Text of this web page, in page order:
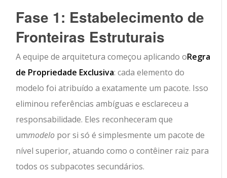
Fase 1: Estabelecimento de
Fronteiras Estruturais
A equipe de arquitetura começou aplicando oRegra
de Propriedade Exclusiva: cada elemento do
modelo foi atribuído a exatamente um pacote. Isso
eliminou referências ambíguas e esclareceu a
responsabilidade. Eles reconheceram que
ummodelo por si só é simplesmente um pacote de
nível superior, atuando como o contêiner raiz para
todos os subpacotes secundários.